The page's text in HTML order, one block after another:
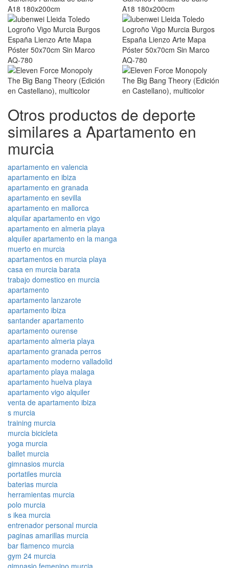
Otros productos de deporte
similares a Apartamento en
murcia
apartamento en valencia
apartamento en ibiza
apartamento en granada
apartamento en sevilla
apartamento en mallorca
alquilar apartamento en vigo
apartamento en almeria playa
alquiler apartamento en la manga
muerto en murcia
apartamentos en murcia playa
casa en murcia barata
trabajo domestico en murcia
apartamento
apartamento lanzarote
apartamento ibiza
santander apartamento
apartamento ourense
apartamento almeria playa
apartamento granada perros
apartamento moderno valladolid
apartamento playa malaga
apartamento huelva playa
apartamento vigo alquiler
venta de apartamento ibiza
s murcia
training murcia
murcia bicicleta
yoga murcia
ballet murcia
gimnasios murcia
portatiles murcia
baterias murcia
herramientas murcia
polo murcia
s ikea murcia
entrenador personal murcia
paginas amarillas murcia
bar flamenco murcia
gym 24 murcia